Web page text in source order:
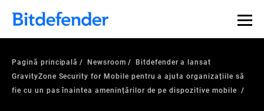
Pagină principală Newsroom
Bitdefender a lansat
GravityZone Security for Mobile pentru a ajuta organizațiile să
fie cu un pas înaintea amenințărilor de pe dispozitive mobile